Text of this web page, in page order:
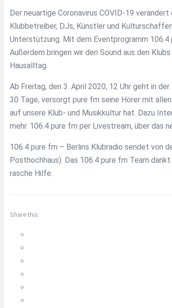
Der neuartige Coronavirus COVID-19
Klubbetreiber, DJs, Künstler und
Unterstützung. Mit dem Eventprogramm
Außerdem bringen wir den Sound aus den
Hausalltag.
Ab Freitag, den 3. April 2020, 12 Uhr geht in
30 Tage, versorgt pure fm seine Hörer mit
auf unsere Klub- und Musikkultur hat. Dazu
mehr. 106.4 pure fm per Livestream, über das
106.4 pure fm – Berlins Klubradio sendet von
Posthochhaus). Das 106.4 pure fm Team
rasche Hilfe.
Share this: